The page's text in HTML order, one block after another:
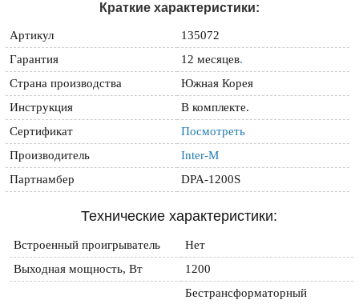
Краткие характеристики:
Артикул
135072
Гарантия
12 месяцев.
Страна производства
Южная Корея
Инструкция
В комплекте.
Сертификат
Посмотреть
Производитель
Inter-M
Партнамбер
DPA-1200S
Технические характеристики:
Встроенный проигрыватель
Нет
Выходная мощность, Вт
1200
Бестрансформаторный